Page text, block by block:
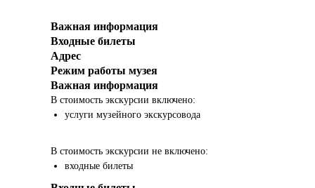
Важная информация
Входные билеты
Адрес
Режим работы музея
Важная информация
В стоимость экскурсии включено:
услуги музейного экскурсовода
В стоимость экскурсии не включено:
входные билеты